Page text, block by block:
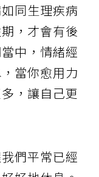
同生理疾病
，才會有後
中，情緒經
當你愈用力
，讓自己更
們平常已經